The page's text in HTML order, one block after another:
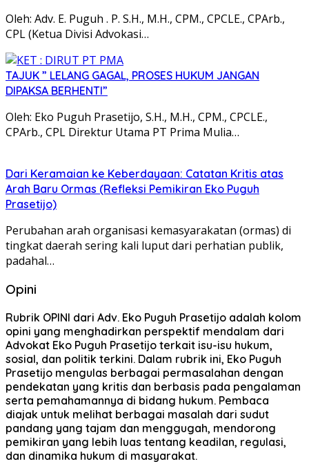
Oleh: Adv. E. Puguh . P. S.H., M.H., CPM., CPCLE., CPArb.,
CPL (Ketua Divisi Advokasi…
TAJUK ” LELANG GAGAL, PROSES HUKUM JANGAN
DIPAKSA BERHENTI”
Oleh: Eko Puguh Prasetijo, S.H., M.H., CPM., CPCLE.,
CPArb., CPL Direktur Utama PT Prima Mulia…
Dari Keramaian ke Keberdayaan: Catatan Kritis atas
Arah Baru Ormas (Refleksi Pemikiran Eko Puguh
Prasetijo)
Perubahan arah organisasi kemasyarakatan (ormas) di
tingkat daerah sering kali luput dari perhatian publik,
padahal…
Opini
Rubrik OPINI dari Adv. Eko Puguh Prasetijo adalah kolom
opini yang menghadirkan perspektif mendalam dari
Advokat Eko Puguh Prasetijo terkait isu-isu hukum,
sosial, dan politik terkini. Dalam rubrik ini, Eko Puguh
Prasetijo mengulas berbagai permasalahan dengan
pendekatan yang kritis dan berbasis pada pengalaman
serta pemahamannya di bidang hukum. Pembaca
diajak untuk melihat berbagai masalah dari sudut
pandang yang tajam dan menggugah, mendorong
pemikiran yang lebih luas tentang keadilan, regulasi,
dan dinamika hukum di masyarakat.